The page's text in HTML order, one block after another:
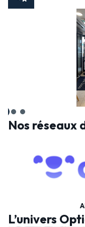
Nos réseaux
L’univers